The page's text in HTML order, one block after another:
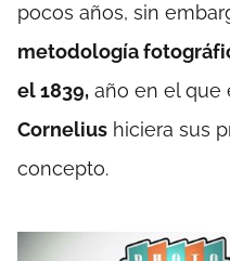
pocos años, sin
metodología
el 1839, año en el que
Cornelius hiciera sus
concepto.